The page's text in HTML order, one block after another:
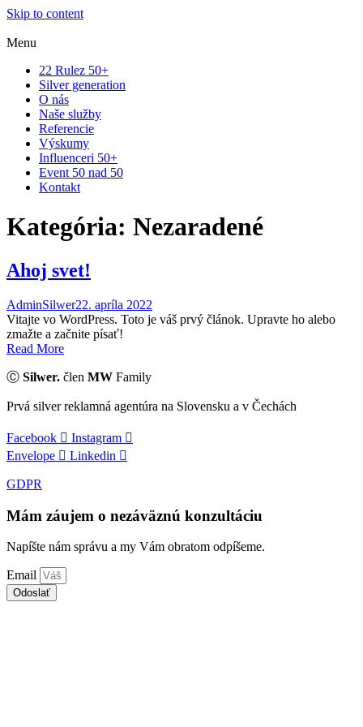
Skip to content
Menu
22 Rulez 50+
Silver generation
O nás
Naše služby
Referencie
Výskumy
Influenceri 50+
Event 50 nad 50
Kontakt
Kategória: Nezaradené
Ahoj svet!
AdminSilwer22. apríla 2022
Vitajte vo WordPress. Toto je váš prvý článok. Upravte ho alebo
zmažte a začnite písať!
Read More
Ⓒ Silwer. člen MW Family
Prvá silver reklamná agentúra na Slovensku a v Čechách
Facebook
Instagram
Envelope
Linkedin
GDPR
Mám záujem o nezáväznú konzultáciu
Napíšte nám správu a my Vám obratom odpíšeme.
Email
Odoslať